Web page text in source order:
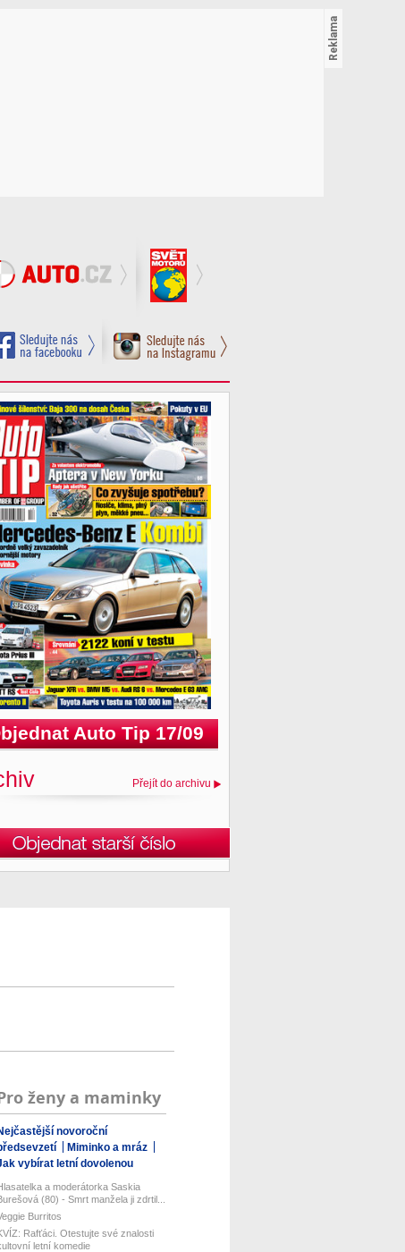
Auto Tip 17/09
Přejít do archivu
ženy a maminky
novoroční
Miminko a mráz
vybírat letní dovolenou
a moderátorka Saskia
(80) - Smrt manžela ji zdrtil...
Burritos
Rafťáci. Otestujte své znalosti
letní komedie